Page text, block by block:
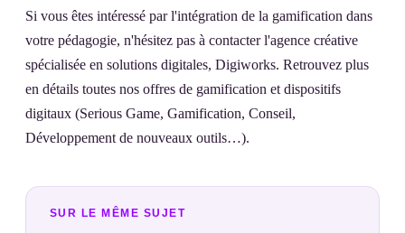
Si vous êtes intéressé par l'intégration de la gamification dans
votre pédagogie, n'hésitez pas à contacter l'agence créative
spécialisée en solutions digitales, Digiworks. Retrouvez plus
en détails toutes nos offres de gamification et dispositifs
digitaux (Serious Game, Gamification, Conseil,
Développement de nouveaux outils…).
SUR LE MÊME SUJET